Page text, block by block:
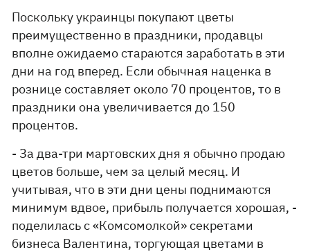
Поскольку украинцы покупают цветы
преимущественно в праздники, продавцы
вполне ожидаемо стараются заработать в эти
дни на год вперед. Если обычная наценка в
рознице составляет около 70 процентов, то в
праздники она увеличивается до 150
процентов.
- За два-три мартовских дня я обычно продаю
цветов больше, чем за целый месяц. И
учитывая, что в эти дни цены поднимаются
минимум вдвое, прибыль получается хорошая, -
поделилась с «Комсомолкой» секретами
бизнеса Валентина, торгующая цветами в